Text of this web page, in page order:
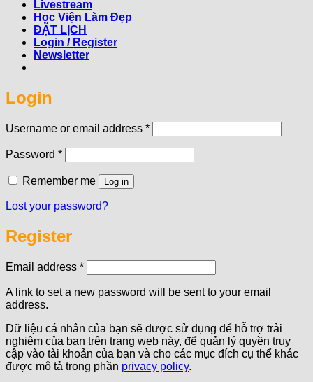
Livestream
Học Viện Làm Đẹp
ĐẶT LỊCH
Login / Register
Newsletter
Login
Username or email address *Required
Password *Required
Remember me Log in
Lost your password?
Register
Email address *Required
A link to set a new password will be sent to your email
address.
Dữ liệu cá nhân của bạn sẽ được sử dụng để hỗ trợ trải
nghiệm của bạn trên trang web này, để quản lý quyền truy
cập vào tài khoản của bạn và cho các mục đích cụ thể khác
được mô tả trong phần privacy policy.